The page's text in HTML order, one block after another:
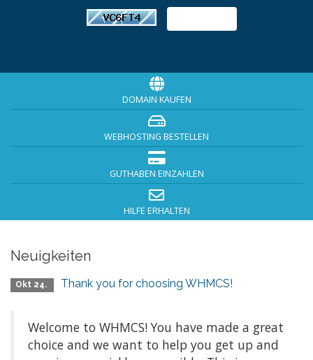
DOMAIN KAUFEN
WEBHOSTING BESTELLEN
GUTHABEN EINZAHLEN
HILFE ERHALTEN
Neuigkeiten
Okt 24. Thank you for choosing WHMCS!
Welcome to WHMCS! You have made a great
choice and we want to help you get up and